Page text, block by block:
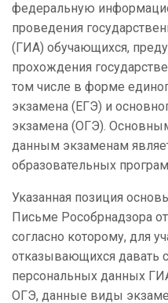
федеральную
проведения
(ГИА) обучающихся,
прохождения
том числе в форме
экзамена (ЕГЭ) и
экзамена (ОГЭ).
данным экзаменам
образовательных
Указанная позиция
Письме Рособрнадзора
согласно которому, для
отказывающихся давать
персональных данных
ОГЭ, данные виды